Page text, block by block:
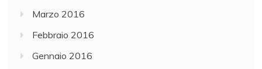
Marzo 2016
Febbraio 2016
Gennaio 2016